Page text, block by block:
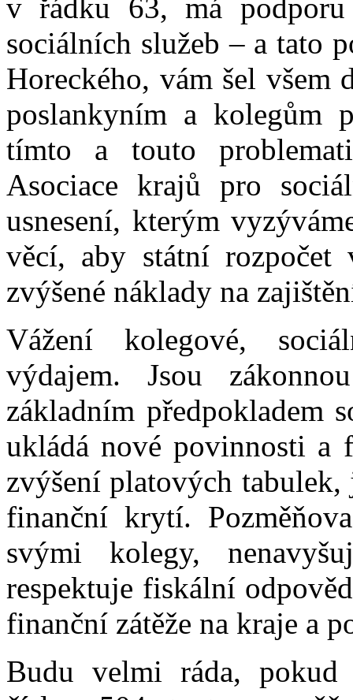
v řádku 63, má podporu
sociálních služeb – a tato
Horeckého, vám šel všem
poslankyním a kolegům
tímto a touto
Asociace krajů pro
usnesení, kterým
věcí, aby státní
zvýšené náklady na
Vážení kolegové,
výdajem. Jsou
základním předpokladem
ukládá nové povinnosti a
zvýšení platových
finanční krytí.
svými kolegy,
respektuje fiskální
finanční zátěže na kraje a
Budu velmi ráda, pokud